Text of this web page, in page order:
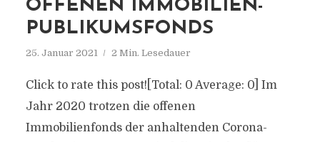
OFFENEN IMMOBILIEN-
PUBLIKUMSFONDS
25. Januar 2021 2 Min. Lesedauer
Click to rate this post![Total: 0 Average: 0] Im
Jahr 2020 trotzen die offenen
Immobilienfonds der anhaltenden Corona-